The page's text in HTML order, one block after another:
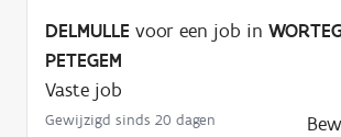
DELMULLE voor een job in
PETEGEM
Vaste job
Gewijzigd sinds 20 dagen